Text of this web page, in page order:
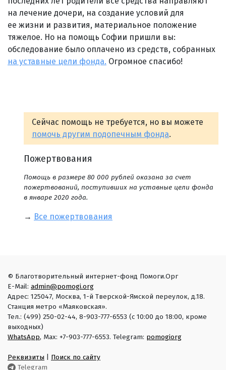
на лечение дочери, на создание условий для
ее жизни и развития, материальное положение
тяжелое. Но на помощь Софии пришли вы:
обследование было оплачено из средств, собранных
на уставные цели фонда. Огромное спасибо!
Сейчас помощь не требуется, но вы можете
помочь другим подопечным фонда.
Пожертвования
Помощь в размере 80 000 рублей оказана за счет
пожертвований, поступивших на уставные цели фонда
в январе 2020 года.
→ Все пожертвования
© Благотворительный интернет-фонд Помоги.Орг
E-Mail: admin@pomogi.org
Адрес: 125047, Москва, 1-й Тверской-Ямской переулок, д.18.
Станция метро «Маяковская».
Тел.: (499) 250-02-44, 8-903-777-6553 (с 10:00 до 18:00, кроме
выходных)
WhatsApp, Max: +7-903-777-6553. Telegram: pomogiorg
Реквизиты
Поиск по сайту
Telegram